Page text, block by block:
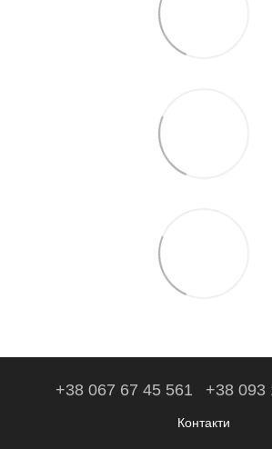
+38 067 67 45 561 +38 093
Контакти